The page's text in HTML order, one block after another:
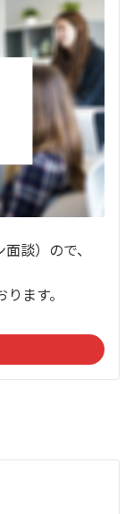
談）ので、
ます。